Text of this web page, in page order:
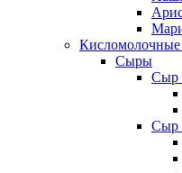
Сыры
Сыр
Сыр